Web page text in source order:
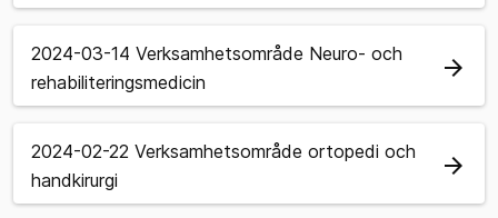
2024-03-14 Verksamhetsområde Neuro- och
rehabiliteringsmedicin
arrow_forward
2024-02-22 Verksamhetsområde ortopedi och
handkirurgi
arrow_forward